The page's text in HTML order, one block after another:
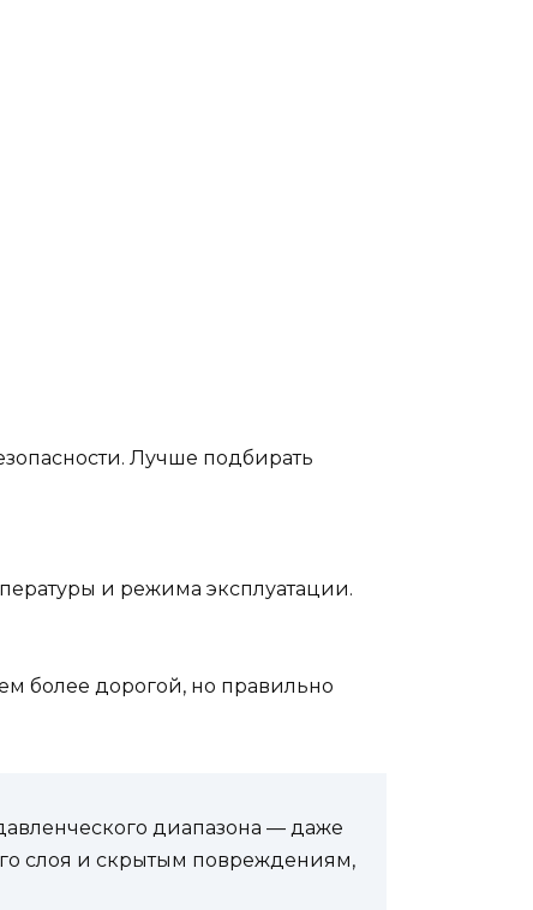
Лучше подбирать
и режима эксплуатации.
более дорогой, но правильно
диапазона — даже
слоя и скрытым повреждениям,